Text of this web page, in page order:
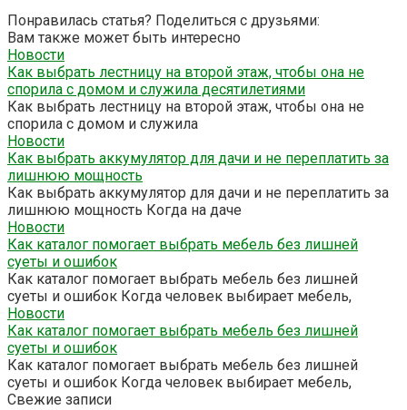
Понравилась статья? Поделиться с друзьями:
Вам также может быть интересно
Новости
Как выбрать лестницу на второй этаж, чтобы она не
спорила с домом и служила десятилетиями
Как выбрать лестницу на второй этаж, чтобы она не
спорила с домом и служила
Новости
Как выбрать аккумулятор для дачи и не переплатить за
лишнюю мощность
Как выбрать аккумулятор для дачи и не переплатить за
лишнюю мощность Когда на даче
Новости
Как каталог помогает выбрать мебель без лишней
суеты и ошибок
Как каталог помогает выбрать мебель без лишней
суеты и ошибок Когда человек выбирает мебель,
Новости
Как каталог помогает выбрать мебель без лишней
суеты и ошибок
Как каталог помогает выбрать мебель без лишней
суеты и ошибок Когда человек выбирает мебель,
Свежие записи